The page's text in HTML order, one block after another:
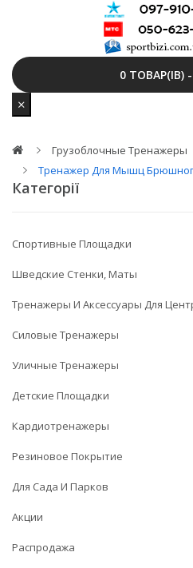
0 ТОВАР(ІВ)
Грузоблочные Тренажеры
Тренажер Для Мышц
Категорії
Спортивные Площадки
Шведские Стенки, Маты
Тренажеры И Аксессуары Для
Силовые Тренажеры
Уличные Тренажеры
Детские Площадки
Кардиотренажеры
Резиновое Покрытие
Для Сада И Парков
Акции
Распродажа